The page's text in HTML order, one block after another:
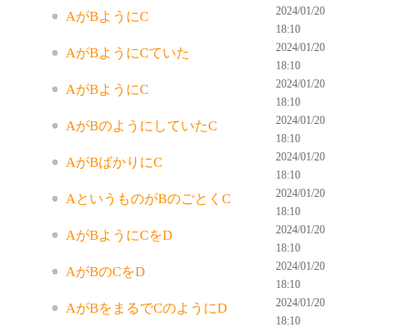
AがBようにC
2024/01/20
18:10
AがBようにCていた
2024/01/20
18:10
AがBようにC
2024/01/20
18:10
AがBのようにしていたC
2024/01/20
18:10
AがBばかりにC
2024/01/20
18:10
AというものがBのごとくC
2024/01/20
18:10
AがBようにCをD
2024/01/20
18:10
AがBのCをD
2024/01/20
18:10
AがBをまるでCのようにD
2024/01/20
18:10